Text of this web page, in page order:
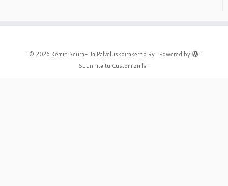
· © 2026 Kemin Seura- Ja Palveluskoirakerho Ry · Powered by
·
Suunniteltu Customizrilla ·